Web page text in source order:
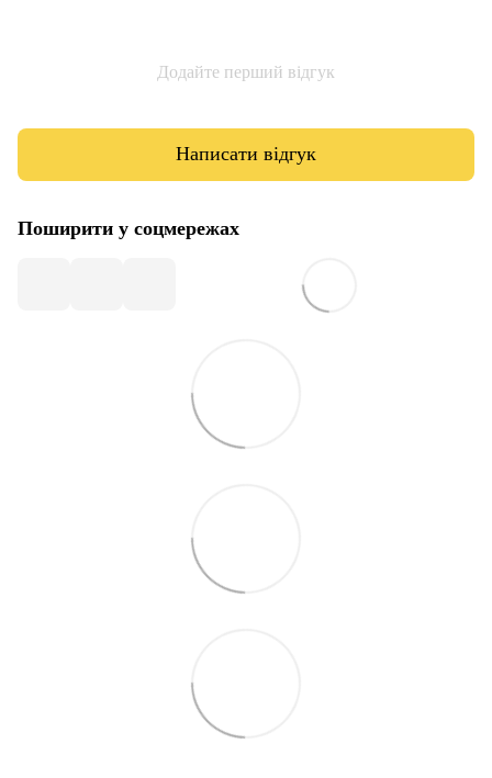
Додайте перший відгук
Написати відгук
Поширити у соцмережах